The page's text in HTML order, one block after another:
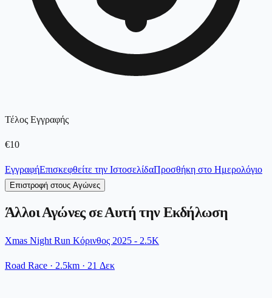
Τέλος Εγγραφής
€10
ΕγγραφήΕπισκεφθείτε την ΙστοσελίδαΠροσθήκη στο Ημερολόγιο
Επιστροφή στους Αγώνες
Άλλοι Αγώνες σε Αυτή την Εκδήλωση
Xmas Night Run Κόρινθος 2025 - 2.5K
Road Race · 2.5km · 21 Δεκ